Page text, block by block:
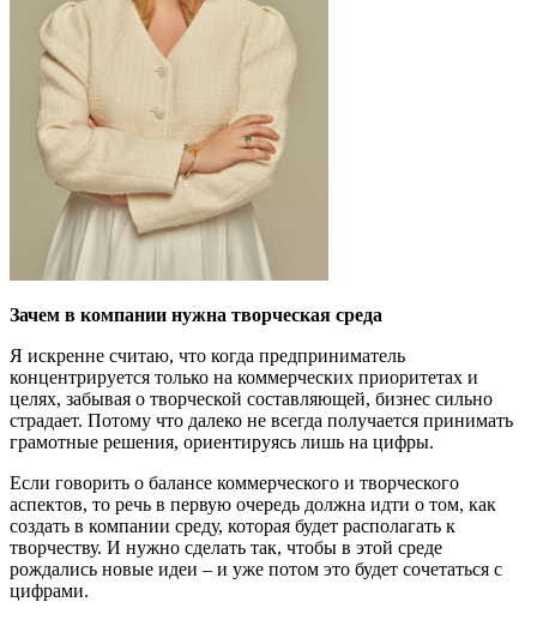
Зачем в компании нужна творческая среда
Я искренне считаю, что когда предприниматель
концентрируется только на коммерческих приоритетах и
целях, забывая о творческой составляющей, бизнес сильно
страдает. Потому что далеко не всегда получается принимать
грамотные решения, ориентируясь лишь на цифры.
Если говорить о балансе коммерческого и творческого
аспектов, то речь в первую очередь должна идти о том, как
создать в компании среду, которая будет располагать к
творчеству. И нужно сделать так, чтобы в этой среде
рождались новые идеи – и уже потом это будет сочетаться с
цифрами.